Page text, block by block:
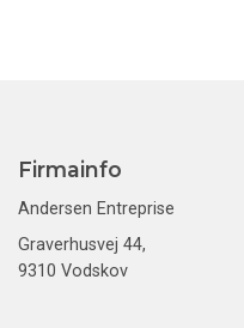
Firmainfo
Andersen Entreprise
Graverhusvej 44,
9310 Vodskov